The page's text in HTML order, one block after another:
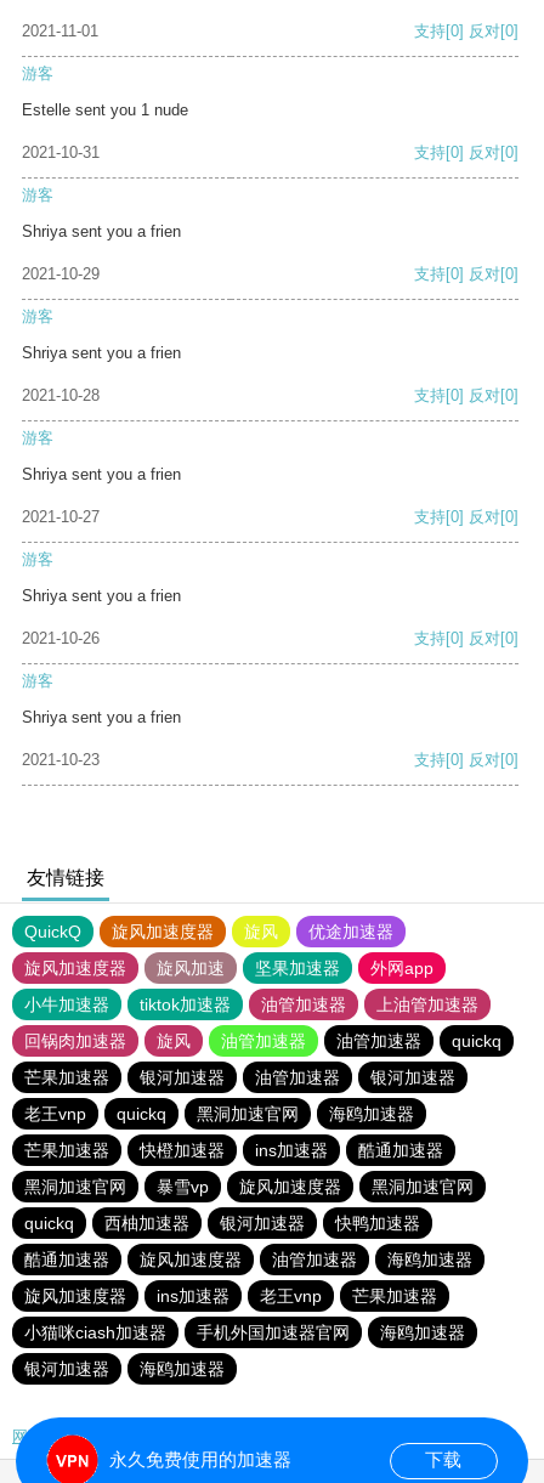
2021-11-01 支持[0] 反对[0]
游客
Estelle sent you 1 nude
2021-10-31 支持[0] 反对[0]
游客
Shriya sent you a frien
2021-10-29 支持[0] 反对[0]
游客
Shriya sent you a frien
2021-10-28 支持[0] 反对[0]
游客
Shriya sent you a frien
2021-10-27 支持[0] 反对[0]
游客
Shriya sent you a frien
2021-10-26 支持[0] 反对[0]
游客
Shriya sent you a frien
2021-10-23 支持[0] 反对[0]
友情链接
QuickQ 旋风加速度器 旋风
优途加速器
旋风加速度器
旋风加速 坚果加速器
外网app
小牛加速器
tiktok加速器 油管加速器
上油管加速器
回锅肉加速器
旋风 油管加速器 油管加速器
quickq
芒果加速器
银河加速器 油管加速器
银河加速器
老王vnp
quickq 黑洞加速官网
海鸥加速器
芒果加速器
快橙加速器 ins加速器
酷通加速器
黑洞加速官网
暴雪vp 旋风加速度器
黑洞加速官网
quickq
西柚加速器 银河加速器
快鸭加速器
酷通加速器
旋风加速度器 油管加速器
海鸥加速器
旋风加速度器
ins加速器 老王vnp
芒果加速器
小猫咪ciash加速器
手机外国加速器官网
海鸥加速器
银河加速器
海鸥加速器
网站地图
永久免费使用的加速器 下载